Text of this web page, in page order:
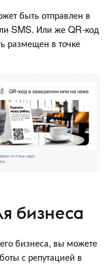
быть отправлен в
SMS. Или же QR-код
размещен в точке
бизнеса
бизнеса, вы можете
с репутацией в